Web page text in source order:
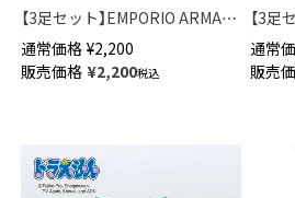
【3足セット】EMPORIO ARMANI
EAロゴボーダー スニーカー丈
足底パイル EA カジュアルソッ
クス メンズ 【365日最短翌日発
通常価格 ¥2,200
販売価格 ¥2,200税込
【3足
イーグ
底パ
ス メ
通常
販売